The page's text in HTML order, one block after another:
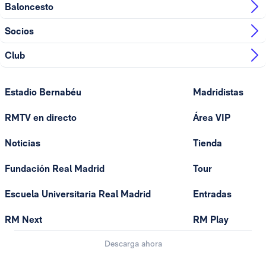
Baloncesto
Socios
Club
Estadio Bernabéu
RMTV en directo
Noticias
Fundación Real Madrid
Escuela Universitaria Real Madrid
RM Next
Madridistas
Área VIP
Tienda
Tour
Entradas
RM Play
Descarga ahora